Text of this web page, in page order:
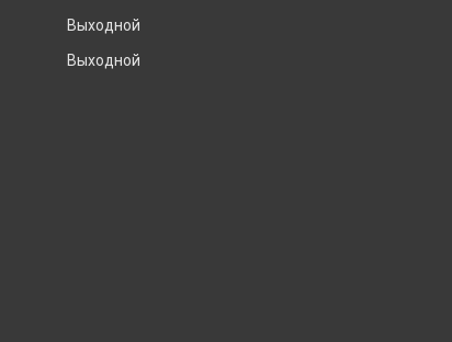
Выходной
Выходной